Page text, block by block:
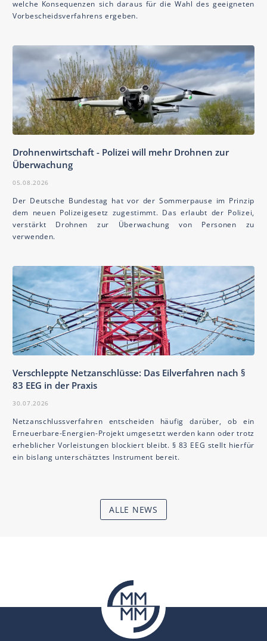
welche Konsequenzen sich daraus für die Wahl des geeigneten
Vorbescheidsverfahrens ergeben.
Drohnenwirtschaft - Polizei will mehr Drohnen zur
Überwachung
05.08.2026
Der Deutsche Bundestag hat vor der Sommerpause im Prinzip
dem neuen Polizeigesetz zugestimmt. Das erlaubt der Polizei,
verstärkt Drohnen zur Überwachung von Personen zu
verwenden.
Verschleppte Netzanschlüsse: Das Eilverfahren nach §
83 EEG in der Praxis
30.07.2026
Netzanschlussverfahren entscheiden häufig darüber, ob ein
Erneuerbare-Energien-Projekt umgesetzt werden kann oder trotz
erheblicher Vorleistungen blockiert bleibt. § 83 EEG stellt hierfür
ein bislang unterschätztes Instrument bereit.
ALLE NEWS